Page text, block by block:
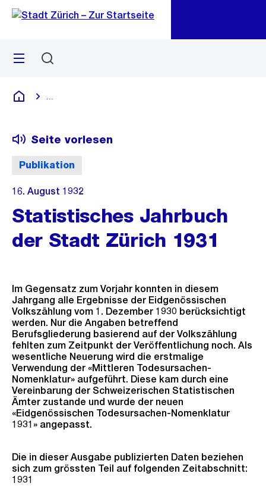
Navigation
Sprunglink
Menü
Deutsch
Publikation
Seite vorlesen
16. August 1932
Statistisches Jahrbuch
der Stadt Zürich 1931
Im Gegensatz zum Vorjahr konnten in diesem
Jahrgang alle Ergebnisse der Eidgenössischen
Volkszählung vom 1. Dezember 1930 berücksichtigt
werden. Nur die Angaben betreffend
Berufsgliederung basierend auf der Volkszählung
fehlten zum Zeitpunkt der Veröffentlichung noch. Als
wesentliche Neuerung wird die erstmalige
Verwendung der «Mittleren Todesursachen-
Nomenklatur» aufgeführt. Diese kam durch eine
Vereinbarung der Schweizerischen Statistischen
Ämter zustande und wurde der neuen
«Eidgenössischen Todesursachen-Nomenklatur
1931» angepasst.
Die in dieser Ausgabe publizierten Daten beziehen
sich zum grössten Teil auf folgenden Zeitabschnitt:
1931